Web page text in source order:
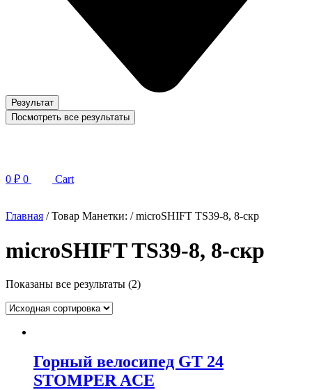
Результат
Посмотреть все результаты
0 ₽ 0 Cart
Главная / Товар Манетки: / microSHIFT TS39-8, 8-скр
microSHIFT TS39-8, 8-скр
Показаны все результаты (2)
Горный велосипед GT 24
STOMPER ACE